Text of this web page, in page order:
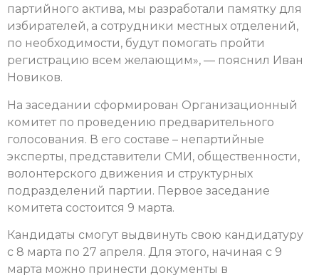
партийного актива, мы разработали памятку для
избирателей, а сотрудники местных отделений,
по необходимости, будут помогать пройти
регистрацию всем желающим», — пояснил Иван
Новиков.
На заседании сформирован Организационный
комитет по проведению предварительного
голосования. В его составе – непартийные
эксперты, представители СМИ, общественности,
волонтерского движения и структурных
подразделений партии. Первое заседание
комитета состоится 9 марта.
Кандидаты смогут выдвинуть свою кандидатуру
с 8 марта по 27 апреля. Для этого, начиная с 9
марта можно принести документы в